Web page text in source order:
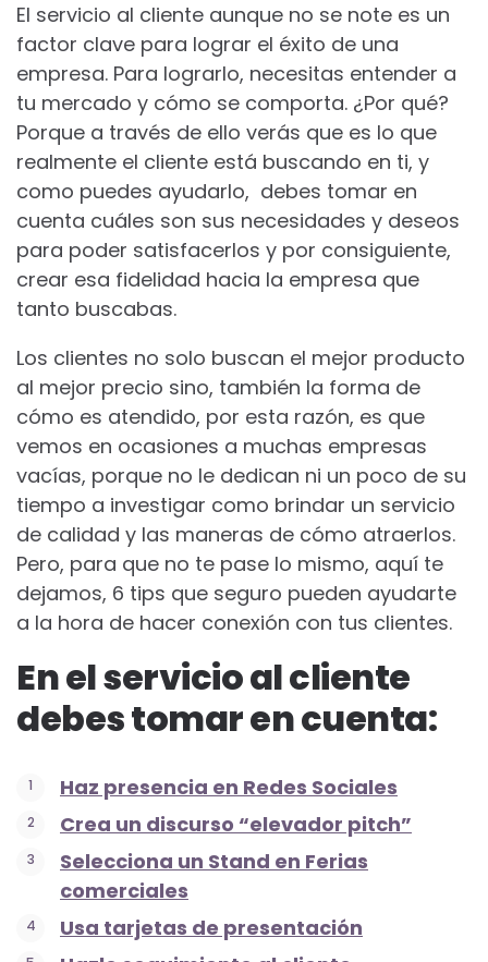
El servicio al cliente aunque no se note es un
factor clave para lograr el éxito de una
empresa. Para lograrlo, necesitas entender a
tu mercado y cómo se comporta. ¿Por qué?
Porque a través de ello verás que es lo que
realmente el cliente está buscando en ti, y
como puedes ayudarlo, debes tomar en
cuenta cuáles son sus necesidades y deseos
para poder satisfacerlos y por consiguiente,
crear esa fidelidad hacia la empresa que
tanto buscabas.
Los clientes no solo buscan el mejor producto
al mejor precio sino, también la forma de
cómo es atendido, por esta razón, es que
vemos en ocasiones a muchas empresas
vacías, porque no le dedican ni un poco de su
tiempo a investigar como brindar un servicio
de calidad y las maneras de cómo atraerlos.
Pero, para que no te pase lo mismo, aquí te
dejamos, 6 tips que seguro pueden ayudarte
a la hora de hacer conexión con tus clientes.
En el servicio al cliente
debes tomar en cuenta:
Haz presencia en Redes Sociales
Crea un discurso “elevador pitch”
Selecciona un Stand en Ferias
comerciales
Usa tarjetas de presentación